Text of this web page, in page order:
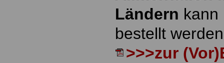
Ländern kann
bestellt werden
>>>zur